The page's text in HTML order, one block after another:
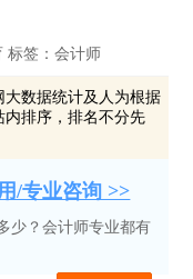
标签：会计师
数据统计及人为根据
排序，排名不分先
/专业咨询 >>
少？会计师专业都有